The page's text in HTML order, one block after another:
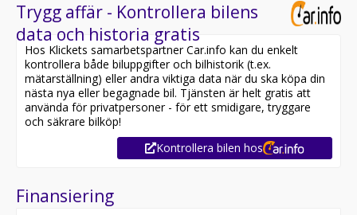
Trygg affär - Kontrollera bilens
data och historia gratis
Hos Klickets samarbetspartner Car.info kan du enkelt
kontrollera både biluppgifter och bilhistorik (t.ex.
mätarställning) eller andra viktiga data när du ska köpa din
nästa nya eller begagnade bil. Tjänsten är helt gratis att
använda för privatpersoner - för ett smidigare, tryggare
och säkrare bilköp!
Kontrollera bilen hos
Finansiering